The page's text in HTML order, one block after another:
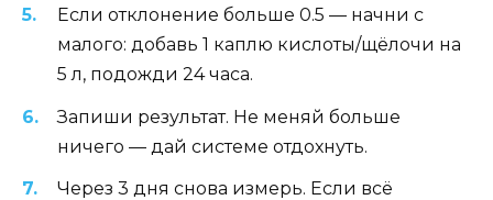
Если отклонение больше 0.5 — начни с
малого: добавь 1 каплю кислоты/щёлочи на
5 л, подожди 24 часа.
Запиши результат. Не меняй больше
ничего — дай системе отдохнуть.
Через 3 дня снова измерь. Если всё